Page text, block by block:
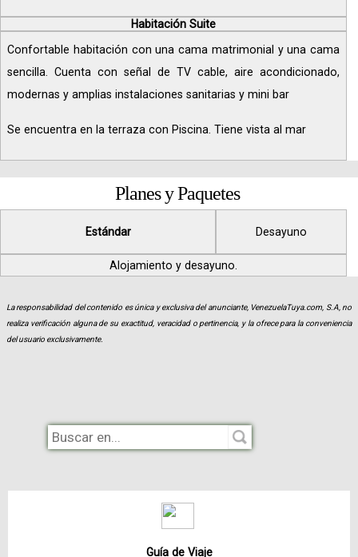
Habitación Suite
Confortable habitación con una cama matrimonial y una cama
sencilla. Cuenta con señal de TV cable, aire acondicionado,
modernas y amplias instalaciones sanitarias y mini bar
Se encuentra en la terraza con Piscina. Tiene vista al mar
Planes y Paquetes
Estándar Desayuno
Alojamiento y desayuno.
La responsabilidad del contenido es única y exclusiva del anunciante, VenezuelaTuya.com, S.A, no
realiza verificación alguna de su exactitud, veracidad o pertinencia, y la ofrece para la conveniencia
del usuario exclusivamente.
Guía de Viaje